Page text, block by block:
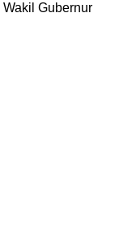
Gubernur